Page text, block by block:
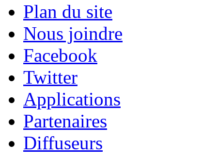
Plan du site
Nous joindre
Facebook
Twitter
Applications
Partenaires
Diffuseurs